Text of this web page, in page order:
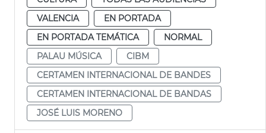
VALENCIA
EN PORTADA
EN PORTADA TEMÁTICA
NORMAL
PALAU MÚSICA
CIBM
CERTAMEN INTERNACIONAL DE BANDES
CERTAMEN INTERNACIONAL DE BANDAS
JOSÉ LUIS MORENO